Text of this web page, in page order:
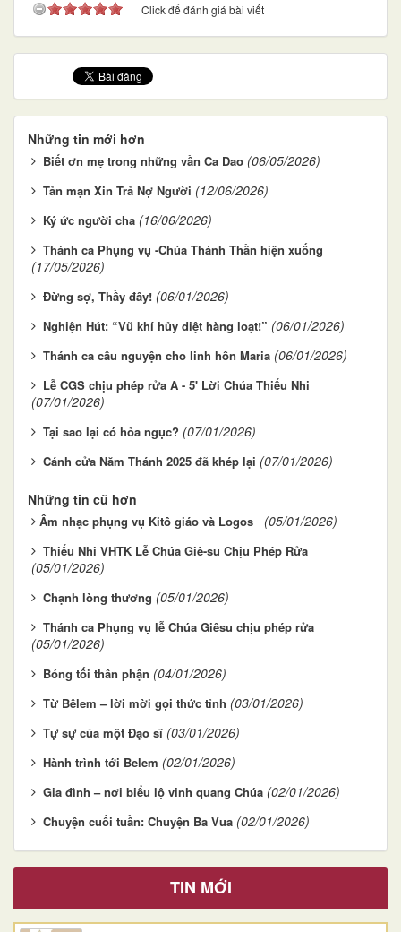
Click để đánh giá bài viết
Những tin mới hơn
Biết ơn mẹ trong những vần Ca Dao (06/05/2026)
Tản mạn Xin Trả Nợ Người (12/06/2026)
Ký ức người cha (16/06/2026)
Thánh ca Phụng vụ -Chúa Thánh Thần hiện xuống
(17/05/2026)
Đừng sợ, Thầy đây! (06/01/2026)
Nghiện Hút: “Vũ khí hủy diệt hàng loạt!” (06/01/2026)
Thánh ca cầu nguyện cho linh hồn Maria (06/01/2026)
Lễ CGS chịu phép rửa A - 5' Lời Chúa Thiếu Nhi
(07/01/2026)
Tại sao lại có hỏa ngục? (07/01/2026)
Cánh cửa Năm Thánh 2025 đã khép lại (07/01/2026)
Những tin cũ hơn
​​​​​​​Âm nhạc phụng vụ Kitô giáo và Logos (05/01/2026)
Thiếu Nhi VHTK Lễ Chúa Giê-su Chịu Phép Rửa
(05/01/2026)
Chạnh lòng thương (05/01/2026)
Thánh ca Phụng vụ lễ Chúa Giêsu chịu phép rửa
(05/01/2026)
Bóng tối thân phận (04/01/2026)
Từ Bêlem – lời mời gọi thức tỉnh (03/01/2026)
Tự sự của một Đạo sĩ (03/01/2026)
Hành trình tới Belem (02/01/2026)
Gia đình – nơi biểu lộ vinh quang Chúa (02/01/2026)
Chuyện cuối tuần: Chuyện Ba Vua (02/01/2026)
TIN MỚI